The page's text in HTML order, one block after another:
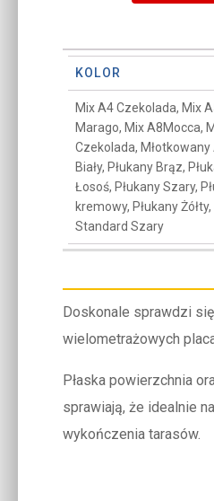
KOLOR
Mix A4 Czekolada, Mix
Marago, Mix A8Mocca,
Czekolada, Młotkowany
Biały, Płukany Brąz,
Łosoś, Płukany Szary,
kremowy, Płukany
Standard Szary
Doskonale sprawdzi
wielometrażowych
Płaska powierzchnia
sprawiają, że idealnie
wykończenia tarasów.